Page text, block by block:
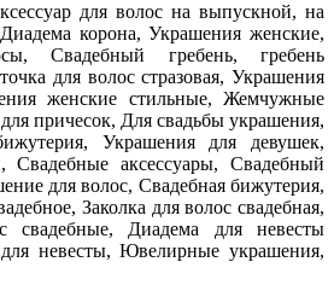
для волос на выпускной, на
корона, Украшения женские,
Свадебный гребень, гребень
для волос стразовая, Украшения
женские стильные, Жемчужные
причесок, Для свадьбы украшения,
Украшения для девушек,
аксессуары, Свадебный
для волос, Свадебная бижутерия,
Заколка для волос свадебная,
свадебные, Диадема для невесты
невесты, Ювелирные украшения,